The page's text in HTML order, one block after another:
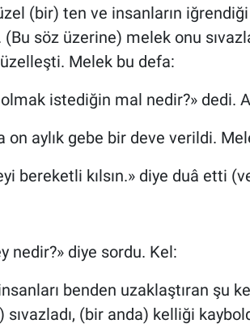
(bir) ten ve insanların
söz üzerine) melek onu
Melek bu defa:
istediğin mal nedir?» dedi.
on aylık gebe bir deve verildi.
bereketli kılsın.» diye duâ etti
nedir?» diye sordu. Kel:
benden uzaklaştıran şu
sıvazladı, (bir anda) kelliği